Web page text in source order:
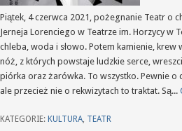
Piątek, 4 czerwca 2021, pożegnanie Teatr o
Jerneja Lorenciego w Teatrze im. Horzycy w
chleba, woda i słowo. Potem kamienie,
nóż, z których powstaje ludzkie serce,
piórka oraz żarówka. To wszystko. Pewnie o
ale przecież nie o rekwizytach to traktat. Są...
KATEGORIE: KULTURA, TEATR